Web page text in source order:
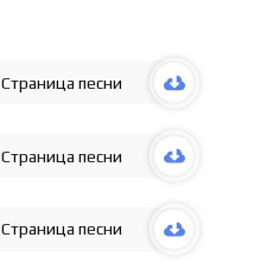
Страница песни
Страница песни
Страница песни